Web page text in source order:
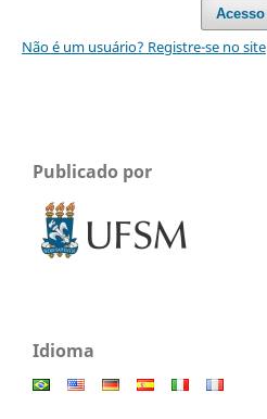
Acesso
Não é um usuário? Registre-se no site
Publicado por
Idioma